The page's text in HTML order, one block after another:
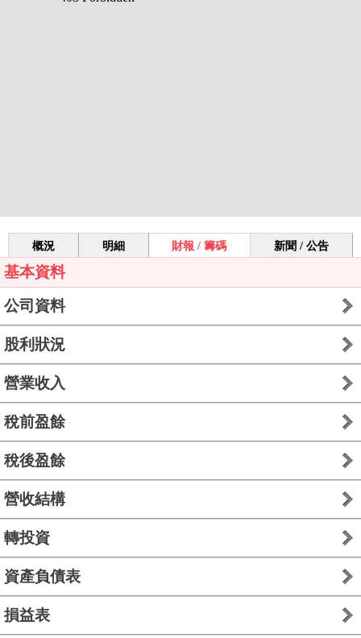
概況 明細 財報 / 籌碼 新聞 / 公告
基本資料
公司資料
股利狀況
營業收入
稅前盈餘
稅後盈餘
營收結構
轉投資
資產負債表
損益表